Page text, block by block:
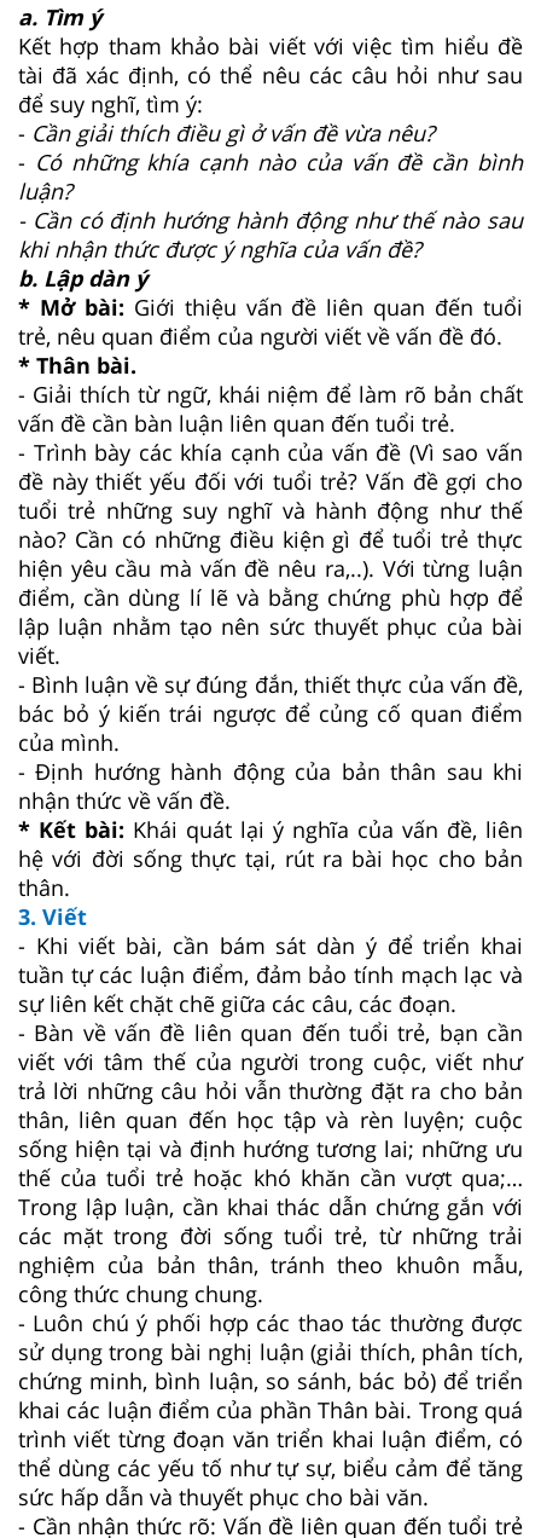
a. Tìm ý
Kết hợp tham khảo bài viết với việc tìm hiểu đề
tài đã xác định, có thể nêu các câu hỏi như sau
để suy nghĩ, tìm ý:
- Cần giải thích điều gì ở vấn đề vừa nêu?
- Có những khía cạnh nào của vấn đề cần bình
luận?
- Cần có định hướng hành động như thế nào sau
khi nhận thức được ý nghĩa của vấn đề?
b. Lập dàn ý
* Mở bài: Giới thiệu vấn đề liên quan đến tuổi
trẻ, nêu quan điểm của người viết về vấn đề đó.
* Thân bài.
- Giải thích từ ngữ, khái niệm để làm rõ bản chất
vấn đề cần bàn luận liên quan đến tuổi trẻ.
- Trình bày các khía cạnh của vấn đề (Vì sao vấn
đề này thiết yếu đối với tuổi trẻ? Vấn đề gợi cho
tuổi trẻ những suy nghĩ và hành động như thế
nào? Cần có những điều kiện gì để tuổi trẻ thực
hiện yêu cầu mà vấn đề nêu ra,..). Với từng luận
điểm, cần dùng lí lẽ và bằng chứng phù hợp để
lập luận nhằm tạo nên sức thuyết phục của bài
viết.
- Bình luận về sự đúng đắn, thiết thực của vấn đề,
bác bỏ ý kiến trái ngược để củng cố quan điểm
của mình.
- Định hướng hành động của bản thân sau khi
nhận thức về vấn đề.
* Kết bài: Khái quát lại ý nghĩa của vấn đề, liên
hệ với đời sống thực tại, rút ra bài học cho bản
thân.
3. Viết
- Khi viết bài, cần bám sát dàn ý để triển khai
tuần tự các luận điểm, đảm bảo tính mạch lạc và
sự liên kết chặt chẽ giữa các câu, các đoạn.
- Bàn về vấn đề liên quan đến tuổi trẻ, bạn cần
viết với tâm thế của người trong cuộc, viết như
trả lời những câu hỏi vẫn thường đặt ra cho bản
thân, liên quan đến học tập và rèn luyện; cuộc
sống hiện tại và định hướng tương lai; những ưu
thế của tuổi trẻ hoặc khó khăn cần vượt qua;…
Trong lập luận, cần khai thác dẫn chứng gắn với
các mặt trong đời sống tuổi trẻ, từ những trải
nghiệm của bản thân, tránh theo khuôn mẫu,
công thức chung chung.
- Luôn chú ý phối hợp các thao tác thường được
sử dụng trong bài nghị luận (giải thích, phân tích,
chứng minh, bình luận, so sánh, bác bỏ) để triển
khai các luận điểm của phần Thân bài. Trong quá
trình viết từng đoạn văn triển khai luận điểm, có
thể dùng các yếu tố như tự sự, biểu cảm để tăng
sức hấp dẫn và thuyết phục cho bài văn.
- Cần nhận thức rõ: Vấn đề liên quan đến tuổi trẻ